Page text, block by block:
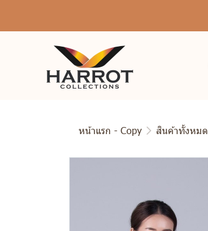
หน้าแรก - Copy สินค้าทั้งหมด